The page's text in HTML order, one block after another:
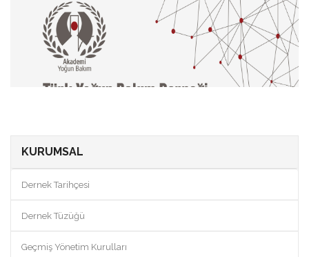
KURUMSAL
Dernek Tarihçesi
Dernek Tüzüğü
Geçmiş Yönetim Kurulları